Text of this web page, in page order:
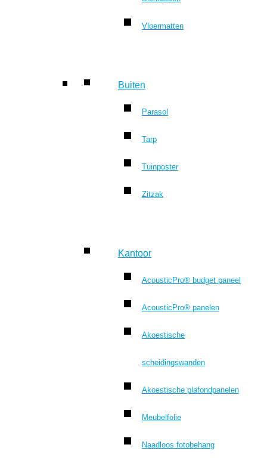
Vloermatten
Buiten
Parasol
Tarp
Tuinposter
Zitzak
Kantoor
AcousticPro® budget paneel
AcousticPro® panelen
Akoestische
scheidingswanden
Akoestische plafondpanelen
Meubelfolie
Naadloos fotobehang